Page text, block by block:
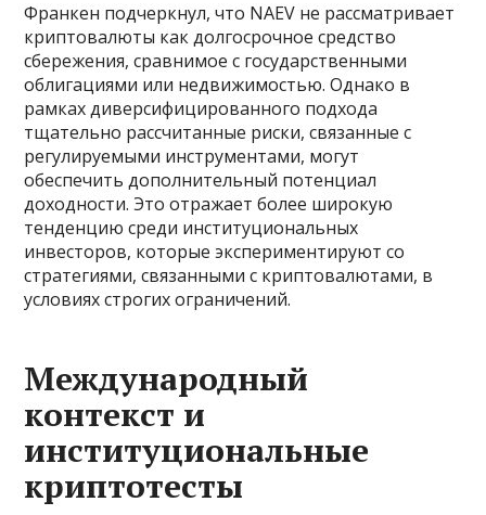
Франкен подчеркнул, что NAEV не рассматривает
криптовалюты как долгосрочное средство
сбережения, сравнимое с государственными
облигациями или недвижимостью. Однако в
рамках диверсифицированного подхода
тщательно рассчитанные риски, связанные с
регулируемыми инструментами, могут
обеспечить дополнительный потенциал
доходности. Это отражает более широкую
тенденцию среди институциональных
инвесторов, которые экспериментируют со
стратегиями, связанными с криптовалютами, в
условиях строгих ограничений.
Международный
контекст и
институциональные
криптотесты